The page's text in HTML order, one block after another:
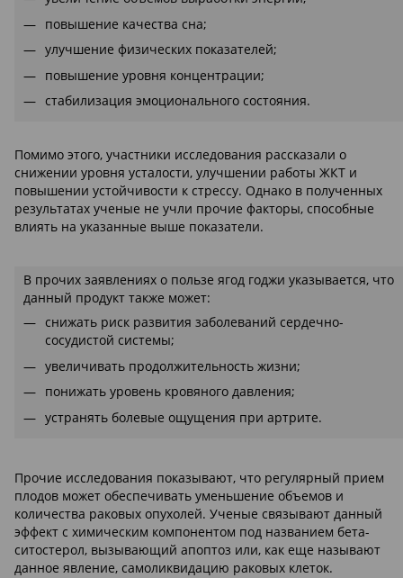
повышение качества сна;
улучшение физических показателей;
повышение уровня концентрации;
стабилизация эмоционального состояния.
Помимо этого, участники исследования рассказали о
снижении уровня усталости, улучшении работы ЖКТ и
повышении устойчивости к стрессу. Однако в полученных
результатах ученые не учли прочие факторы, способные
влиять на указанные выше показатели.
В прочих заявлениях о пользе ягод годжи указывается, что
данный продукт также может:
снижать риск развития заболеваний сердечно-
сосудистой системы;
увеличивать продолжительность жизни;
понижать уровень кровяного давления;
устранять болевые ощущения при артрите.
Прочие исследования показывают, что регулярный прием
плодов может обеспечивать уменьшение объемов и
количества раковых опухолей. Ученые связывают данный
эффект с химическим компонентом под названием бета-
ситостерол, вызывающий апоптоз или, как еще называют
данное явление, самоликвидацию раковых клеток.